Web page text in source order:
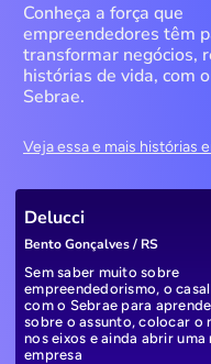
Conheça a força que
empreendedores têm
transformar negócios,
histórias de vida, com
Sebrae.
Veja essa e mais histórias
Delucci
Bento Gonçalves / RS
Sem saber muito sobre
empreendedorismo, o
com o Sebrae para
sobre o assunto, colocar o
nos eixos e ainda abrir uma
empresa